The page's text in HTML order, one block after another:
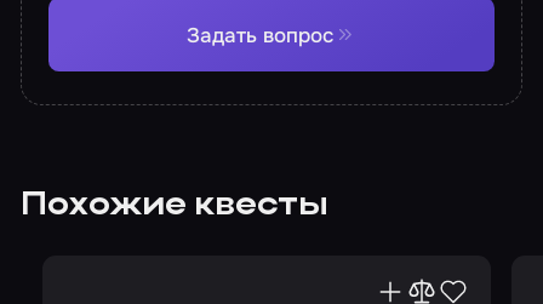
Задать вопрос
Похожие квесты